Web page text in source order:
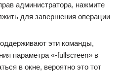
администратора, нажмите
эти команды,
параметра «-fullscreen» в
в окне, вероятно это тот